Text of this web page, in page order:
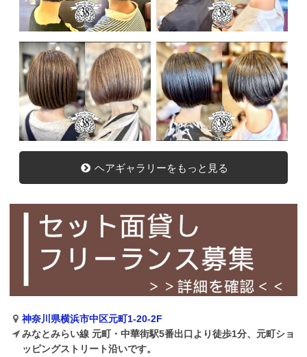
ヘアギャラリーをもっと見る
神奈川県横浜市中区元町1-20-2F
みなとみらい線 元町・中華街駅5番出口より徒歩1分、元町ショ
ッピングストリート沿いです。